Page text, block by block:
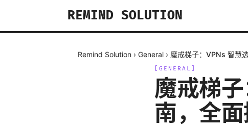
REMIND SOLUTION
Remind Solution › General › 魔戒梯子：VPNs 智慧
GENERAL
魔戒梯
南，全